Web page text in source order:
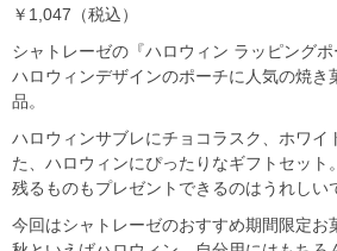
￥1,047（税込）
シャトレーゼの『ハロウィン ラッピング
ハロウィンデザインのポーチに人気の焼き
品。
ハロウィンサブレにチョコラスク、ホワイ
た、ハロウィンにぴったりなギフトセット
残るものもプレゼントできるのはうれしい
今回はシャトレーゼのおすすめ期間限定お